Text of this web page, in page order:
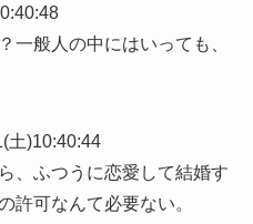
一般人の中にはいっても、
土)10:40:44
、ふつうに恋愛して結婚す
許可なんて必要ない。